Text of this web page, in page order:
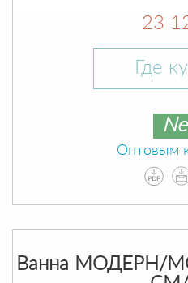
23
Где
Оптовым
Ванна МОДЕРН/